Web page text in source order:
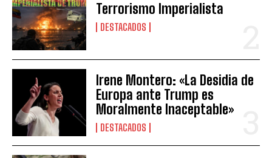
Terrorismo Imperialista
DESTACADOS
Irene Montero: «La Desidia de
Europa ante Trump es
Moralmente Inaceptable»
DESTACADOS